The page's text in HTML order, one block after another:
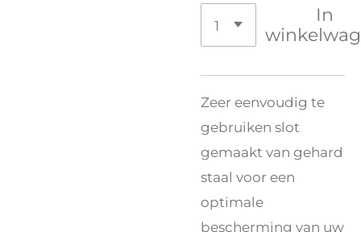
In
Zeer eenvoudig te
gebruiken slot
gemaakt van gehard
staal voor een
optimale
bescherming van uw